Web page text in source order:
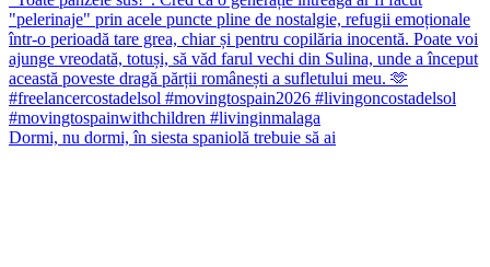
Dormi, nu dormi, în siesta spaniolă trebuie să ai